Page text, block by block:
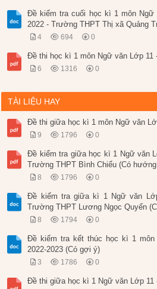
Đề kiểm tra cuối học kì 1 môn Ngữ
2022 - Trường THPT Thị xã Quảng
4 694 0
Đề thi học kì 1 môn Ngữ văn Lớp
6 1316 0
TÀI LIỆU HAY
Đề thi giữa học kì 1 môn Ngữ văn
9 1796 0
Đề kiểm tra giữa học kì 1 Ngữ văn
Trường THPT Bình Chiểu (Có
8 1796 0
Đề kiểm tra giữa kì 1 Ngữ văn
Trường THPT Lương Ngọc Quyến
8 1794 0
Đề kiểm tra kết thúc học kì 1
2022-2023 (Có gợi ý)
3 1786 0
Đề thi giữa học kì 1 Ngữ văn Lớp 11